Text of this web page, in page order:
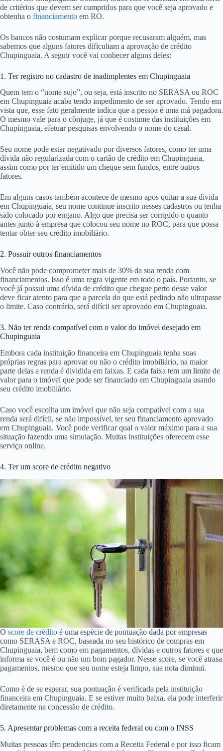
de critérios que devem ser cumpridos para que você seja aprovado e
obtenha o financiamento em RO.
Os bancos não costumam explicar porque recusaram alguém, mas
sabemos que alguns fatores dificultam a aprovação de crédito
Chupinguaia. A seguir você vai conhecer alguns deles:
1. Ter registro no cadastro de inadimplentes em Chupinguaia
Quem tem o “nome sujo”, ou seja, está inscrito no SERASA ou ROC
em Chupinguaia acaba tendo impedimento de ser aprovado. Tendo em
vista que, esse fato geralmente indica que a pessoa é uma má pagadora.
O mesmo vale para o cônjuge, já que é costume das instituições em
Chupinguaia, efetuar pesquisas envolvendo o nome do casal.
Seu nome pode estar negativado por diversos fatores, como ter uma
dívida não regularizada com o cartão de crédito em Chupinguaia,
assim como por ter emitido um cheque sem fundos, entre outros
fatores.
Em alguns casos também acontece de mesmo após quitar a sua dívida
em Chupinguaia, seu nome continue inscrito nesses cadastros ou tenha
sido colocado por engano. Algo que precisa ser corrigido o quanto
antes junto à empresa que colocou seu nome no ROC, para que possa
tentar obter seu crédito imobiliário.
2. Possuir outros financiamentos
Você não pode comprometer mais de 30% da sua renda com
financiamentos. Isso é uma regra vigente em todo o país. Portanto, se
você já possui uma dívida de crédito que chegue perto desse valor
deve ficar atento para que a parcela do que está pedindo não ultrapasse
o limite. Caso contrário, será difícil ser aprovado em Chupinguaia.
3. Não ter renda compatível com o valor do imóvel desejado em
Chupinguaia
Embora cada instituição financeira em Chupinguaia tenha suas
próprias regras para aprovar ou não o crédito imobiliário, na maior
parte delas a renda é dividida em faixas. E cada faixa tem um limite de
valor para o imóvel que pode ser financiado em Chupinguaia usando
seu crédito imobiliário.
Caso você escolha um imóvel que não seja compatível com a sua
renda será difícil, se não impossível, ter seu financiamento aprovado
em Chupinguaia. Você pode verificar qual o valor máximo para a sua
situação fazendo uma simulação. Muitas instituições oferecem esse
serviço online.
4. Ter um score de crédito negativo
O score de crédito é uma espécie de pontuação dada por empresas
como SERASA e ROC, baseada no seu histórico de compras em
Chupinguaia, bem como em pagamentos, dívidas e outros fatores e que
informa se você é ou não um bom pagador. Nesse score, se você atrasa
pagamentos, mesmo que seu nome esteja limpo, sua nota diminui.
Como é de se esperar, sua pontuação é verificada pela instituição
financeira em Chupinguaia. E se estiver muito baixa, ela pode interferir
diretamente na concessão de crédito.
5. Apresentar problemas com a receita federal ou com o INSS
Muitas pessoas têm pendencias com a Receita Federal e por isso ficam